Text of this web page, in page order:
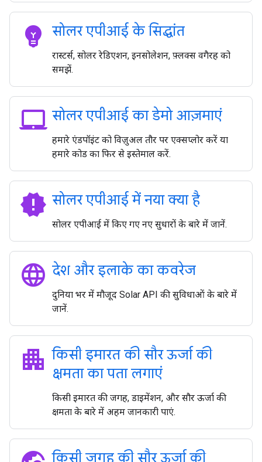
emoji_objects सोलर एपीआई के सिद्धांत
रास्टर्स, सोलर रेडिएशन, इनसोलेशन, फ़्लक्स वगैरह को
समझें.
laptop_mac सोलर एपीआई का डेमो आज़माएं
हमारे एंडपॉइंट को विज़ुअल तौर पर एक्सप्लोर करें या
हमारे कोड का फिर से इस्तेमाल करें.
new_releases सोलर एपीआई में नया क्या है
सोलर एपीआई में किए गए नए सुधारों के बारे में जानें.
language देश और इलाके का कवरेज
दुनिया भर में मौजूद Solar API की सुविधाओं के बारे में
जानें.
apartment किसी इमारत की सौर ऊर्जा की
क्षमता का पता लगाएं
किसी इमारत की जगह, डाइमेंशन, और सौर ऊर्जा की
क्षमता के बारे में अहम जानकारी पाएं.
किसी जगह की सौर ऊर्जा की